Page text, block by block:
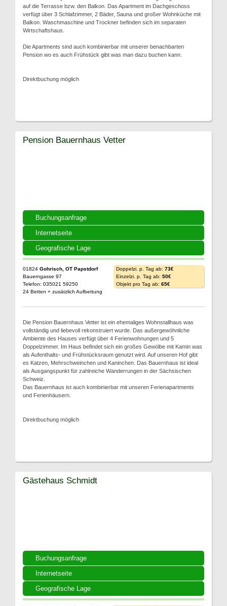
auf die Terrasse bzw. den Balkon. Das Apartment im Dachgeschoss
verfügt über 3 Schlafzimmer, 2 Bäder, Sauna und großer Wohnküche mit
Balkon. Waschmaschine und Trockner befinden sich im separaten
Wirtschaftshaus.
Die Apartments sind auch kombinierbar mit unserer benachbarten
Pension wo es auch Frühstück gibt was man dazu buchen kann.
Direktbuchung möglich
Buchungsanfrage
Internetseite
Geografische Lage
Pension Bauernhaus Vetter
01824 Gohrisch, OT Papstdorf
Bauerngasse 97
Telefon: 035021 59250
24 Betten + zusätzlich Aufbettung
Doppelzi. p. Tag ab: 73€
Einzelzi. p. Tag ab: 50€
Objekt pro Tag ab: 65€
Die Pension Bauernhaus Vetter ist ein ehemaliges Wohnstallhaus was
vollständig und liebevoll rekonstruiert wurde. Das außergewöhnliche
Ambiente des Hauses verfügt über 4 Ferienwohnungen und 5
Doppelzimmer. Im Haus befindet sich ein großes Gewölbe mit Kamin was
als Aufenthalts- und Frühstücksraum genutzt wird. Auf unseren Hof gibt
es Katzen, Mehrschweinchen und Kaninchen. Das Bauernhaus ist ideal
als Ausgangspunkt für zahlreiche Wanderrungen in der Sächsischen
Schweiz.
Das Bauernhaus ist auch kombinierbar mit unseren Ferienapartments
und Ferienhäusern.
Direktbuchung möglich
Buchungsanfrage
Internetseite
Geografische Lage
Gästehaus Schmidt